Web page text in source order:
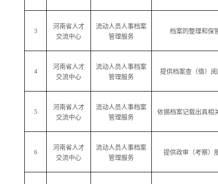
3
河南省人才
交流中心
流动人员人事档案
管理服务
档案的整理和保
4
河南省人才
交流中心
流动人员人事档案
管理服务
提供档案查（借）
5
河南省人才
交流中心
流动人员人事档案
管理服务
依据档案记载出具相
6
河南省人才
交流中心
流动人员人事档案
管理服务
提供政审（考察）